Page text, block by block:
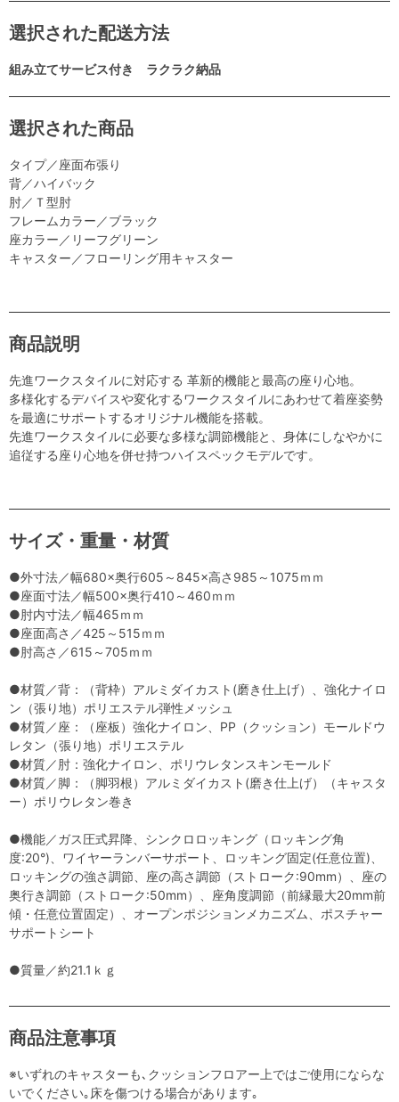
選択された配送方法
組み立てサービス付き ラクラク納品
選択された商品
タイプ／座面布張り
背／ハイバック
肘／Ｔ型肘
フレームカラー／ブラック
座カラー／リーフグリーン
キャスター／フローリング用キャスター
商品説明
先進ワークスタイルに対応する 革新的機能と最高の座り心地。
多様化するデバイスや変化するワークスタイルにあわせて着座姿勢
を最適にサポートするオリジナル機能を搭載。
先進ワークスタイルに必要な多様な調節機能と、身体にしなやかに
追従する座り心地を併せ持つハイスペックモデルです。
サイズ・重量・材質
●外寸法／幅680×奥行605～845×高さ985～1075ｍｍ
●座面寸法／幅500×奥行410～460ｍｍ
●肘内寸法／幅465ｍｍ
●座面高さ／425～515ｍｍ
●肘高さ／615～705ｍｍ
●材質／背：（背枠）アルミダイカスト(磨き仕上げ）、強化ナイロ
ン（張り地）ポリエステル弾性メッシュ
●材質／座：（座板）強化ナイロン、PP（クッション）モールドウ
レタン（張り地）ポリエステル
●材質／肘：強化ナイロン、ポリウレタンスキンモールド
●材質／脚：（脚羽根）アルミダイカスト(磨き仕上げ）（キャスタ
ー）ポリウレタン巻き
●機能／ガス圧式昇降、シンクロロッキング（ロッキング角
度:20°)、ワイヤーランバーサポート、ロッキング固定(任意位置)、
ロッキングの強さ調節、座の高さ調節（ストローク:90mm）、座の
奥行き調節（ストローク:50mm）、座角度調節（前縁最大20mm前
傾・任意位置固定）、オープンポジションメカニズム、ポスチャー
サポートシート
●質量／約21.1ｋｇ
商品注意事項
※いずれのキャスターも､クッションフロアー上ではご使用にならな
いでください｡床を傷つける場合があります｡